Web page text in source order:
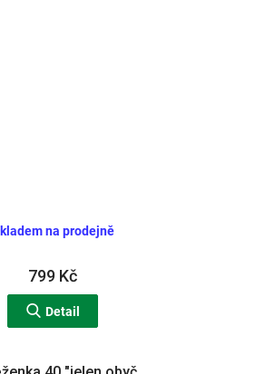
na prodejně
799 Kč
Detail